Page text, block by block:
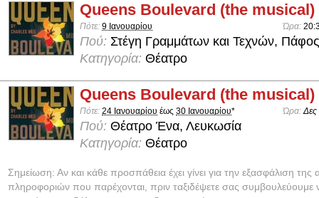
Queens Boulevard (the musical)
Πότε: 9 Ιανουαρίου Ώρα:
Πού: Στέγη Γραμμάτων και Τεχνών, Πάφος
Κατηγορία: Θέατρο
Queens Boulevard (the musical)
Πότε: 24 Ιανουαρίου έως 30 Ιανουαρίου* Ώρα:Δες
Πού: Θέατρο Ένα, Λευκωσία
Κατηγορία: Θέατρο
Σημείωση: Αν και κάθε προσπάθεια έχει γίνει για την εξασφάλιση της
πληροφοριών που παρέχονται, πριν ταξιδέψετε σας συμβουλεύουμε